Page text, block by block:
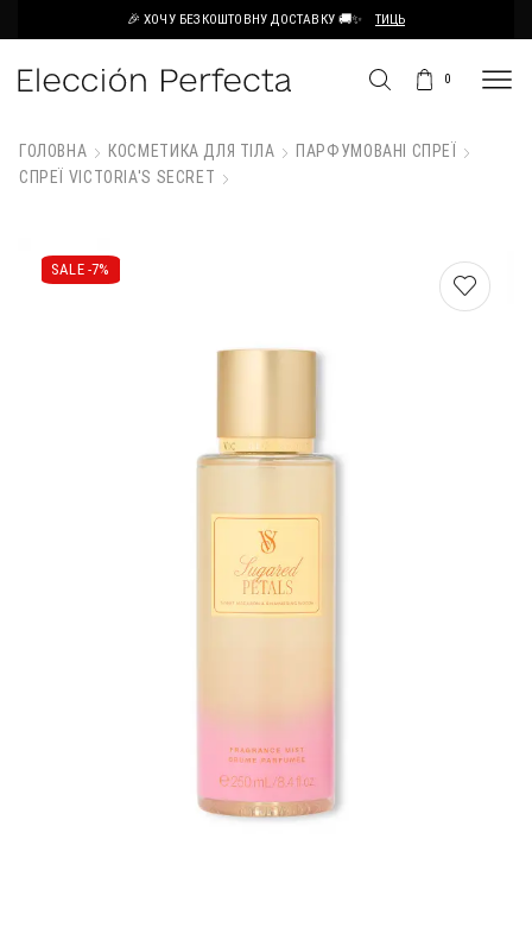
🎉 ХОЧУ БЕЗКОШТОВНУ ДОСТАВКУ 🚚✨ ТИЦЬ
0
ГОЛОВНА КОСМЕТИКА ДЛЯ ТІЛА
ПАРФУМОВАНІ СПРЕЇ
СПРЕЇ VICTORIA'S SECRET
SALE -7%